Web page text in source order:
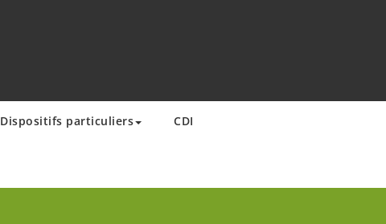
Dispositifs particuliers CDI